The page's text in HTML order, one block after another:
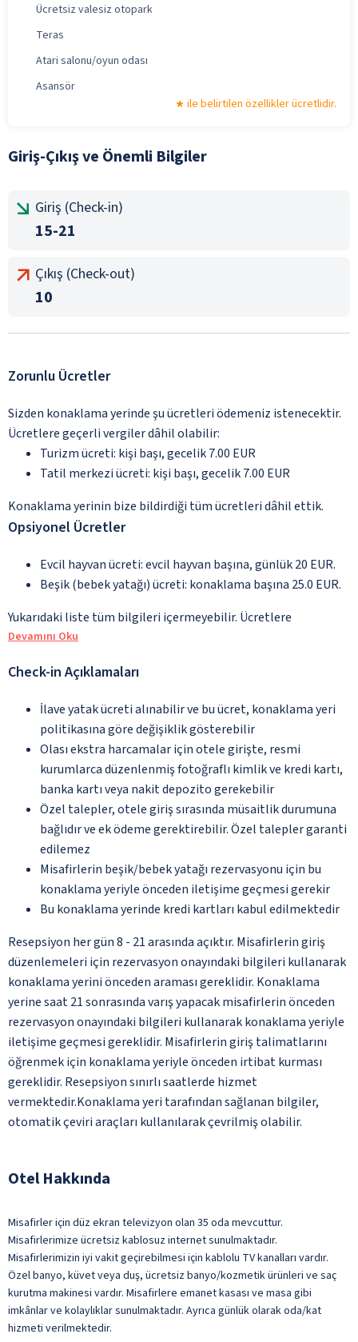
Ücretsiz valesiz otopark
Teras
Atari salonu/oyun odası
Asansör
ile belirtilen özellikler ücretlidir.
Giriş-Çıkış ve Önemli Bilgiler
Giriş (Check-in)
15-21
Çıkış (Check-out)
10
Zorunlu Ücretler
Sizden konaklama yerinde şu ücretleri ödemeniz istenecektir.
Ücretlere geçerli vergiler dâhil olabilir:
Turizm ücreti: kişi başı, gecelik 7.00 EUR
Tatil merkezi ücreti: kişi başı, gecelik 7.00 EUR
Konaklama yerinin bize bildirdiği tüm ücretleri dâhil ettik.
Opsiyonel Ücretler
Evcil hayvan ücreti: evcil hayvan başına, günlük 20 EUR.
Beşik (bebek yatağı) ücreti: konaklama başına 25.0 EUR.
Yukarıdaki liste tüm bilgileri içermeyebilir. Ücretlere
Devamını Oku
Check-in Açıklamaları
İlave yatak ücreti alınabilir ve bu ücret, konaklama yeri
politikasına göre değişiklik gösterebilir
Olası ekstra harcamalar için otele girişte, resmi
kurumlarca düzenlenmiş fotoğraflı kimlik ve kredi kartı,
banka kartı veya nakit depozito gerekebilir
Özel talepler, otele giriş sırasında müsaitlik durumuna
bağlıdır ve ek ödeme gerektirebilir. Özel talepler garanti
edilemez
Misafirlerin beşik/bebek yatağı rezervasyonu için bu
konaklama yeriyle önceden iletişime geçmesi gerekir
Bu konaklama yerinde kredi kartları kabul edilmektedir
Resepsiyon her gün 8 - 21 arasında açıktır. Misafirlerin giriş
düzenlemeleri için rezervasyon onayındaki bilgileri kullanarak
konaklama yerini önceden araması gereklidir. Konaklama
yerine saat 21 sonrasında varış yapacak misafirlerin önceden
rezervasyon onayındaki bilgileri kullanarak konaklama yeriyle
iletişime geçmesi gereklidir. Misafirlerin giriş talimatlarını
öğrenmek için konaklama yeriyle önceden irtibat kurması
gereklidir. Resepsiyon sınırlı saatlerde hizmet
vermektedir.Konaklama yeri tarafından sağlanan bilgiler,
otomatik çeviri araçları kullanılarak çevrilmiş olabilir.
Otel Hakkında
Misafirler için düz ekran televizyon olan 35 oda mevcuttur.
Misafirlerimize ücretsiz kablosuz internet sunulmaktadır.
Misafirlerimizin iyi vakit geçirebilmesi için kablolu TV kanalları vardır.
Özel banyo, küvet veya duş, ücretsiz banyo/kozmetik ürünleri ve saç
kurutma makinesi vardır. Misafirlere emanet kasası ve masa gibi
imkânlar ve kolaylıklar sunulmaktadır. Ayrıca günlük olarak oda/kat
hizmeti verilmektedir.